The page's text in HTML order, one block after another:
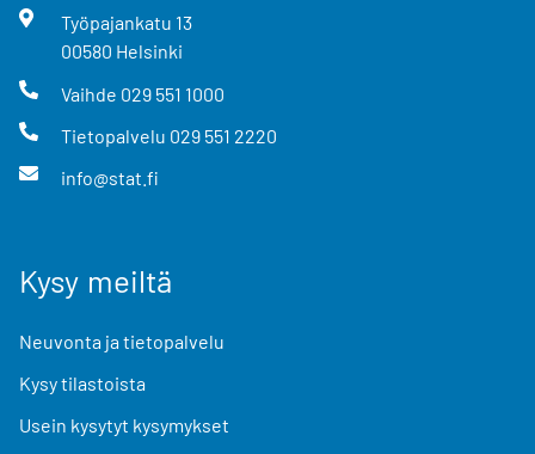
Työpajankatu 13
00580 Helsinki
Vaihde 029 551 1000
Tietopalvelu 029 551 2220
info@stat.fi
Kysy meiltä
Neuvonta ja tietopalvelu
Kysy tilastoista
Usein kysytyt kysymykset